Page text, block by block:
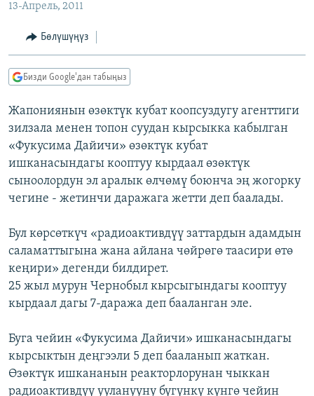
МАДАНИЯТ
ТВ ПРОГРАММАЛАР
БҮГҮН АЗАТТЫКТА
ДАНИСТЕ
ЭЖЕ-СИҢДИЛЕР
АЗАТТЫК+
ЫҢГАЙСЫЗ СУРООЛОР
ПОДКАСТ
ОНЛАЙН ШЕРИНЕ
ЭЕ/АРнун бардык сайттары
13-Апрель, 2011
Бөлүшүңүз
Бизди Google'дан табыңыз
Жапониянын өзөктүк кубат коопсуздугу агенттиги
зилзала менен топон суудан кырсыкка кабылган
«Фукусима Дайичи» өзөктүк кубат
ишканасындагы кооптуу кырдаал өзөктүк
сыноолордун эл аралык өлчөмү боюнча эң жогорку
чегине - жетинчи даражага жетти деп баалады.
Бул көрсөткүч «радиоактивдүү заттардын адамдын
саламаттыгына жана айлана чөйрөгө таасири өтө
кеңири» дегенди билдирет.
25 жыл мурун Чернобыл кырсыгындагы кооптуу
кырдаал дагы 7-даража деп бааланган эле.
Буга чейин «Фукусима Дайичи» ишканасындагы
кырсыктын деңгээли 5 деп бааланып жаткан.
Өзөктүк ишкананын реакторлорунан чыккан
радиоактивдүү ууланууну бүгүнкү күнгө чейин